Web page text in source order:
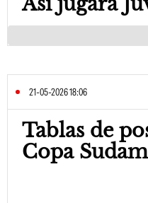
21-05-2026 18:06
Tablas de
Copa